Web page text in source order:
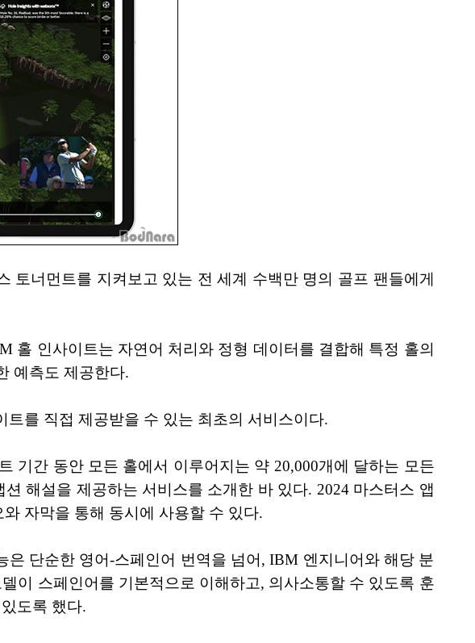
너먼트를 지켜보고 있는 전 세계 수백만 명의 골프 팬들에게
홀 인사이트는 자연어 처리와 정형 데이터를 결합해 특정 홀의
예측도 제공한다.
를 직접 제공받을 수 있는 최초의 서비스이다.
기간 동안 모든 홀에서 이루어지는 약 20,000개에 달하는 모든
해설을 제공하는 서비스를 소개한 바 있다. 2024 마스터스 앱
자막을 통해 동시에 사용할 수 있다.
단순한 영어-스페인어 번역을 넘어, IBM 엔지니어와 해당 분
이 스페인어를 기본적으로 이해하고, 의사소통할 수 있도록 훈
도록 했다.